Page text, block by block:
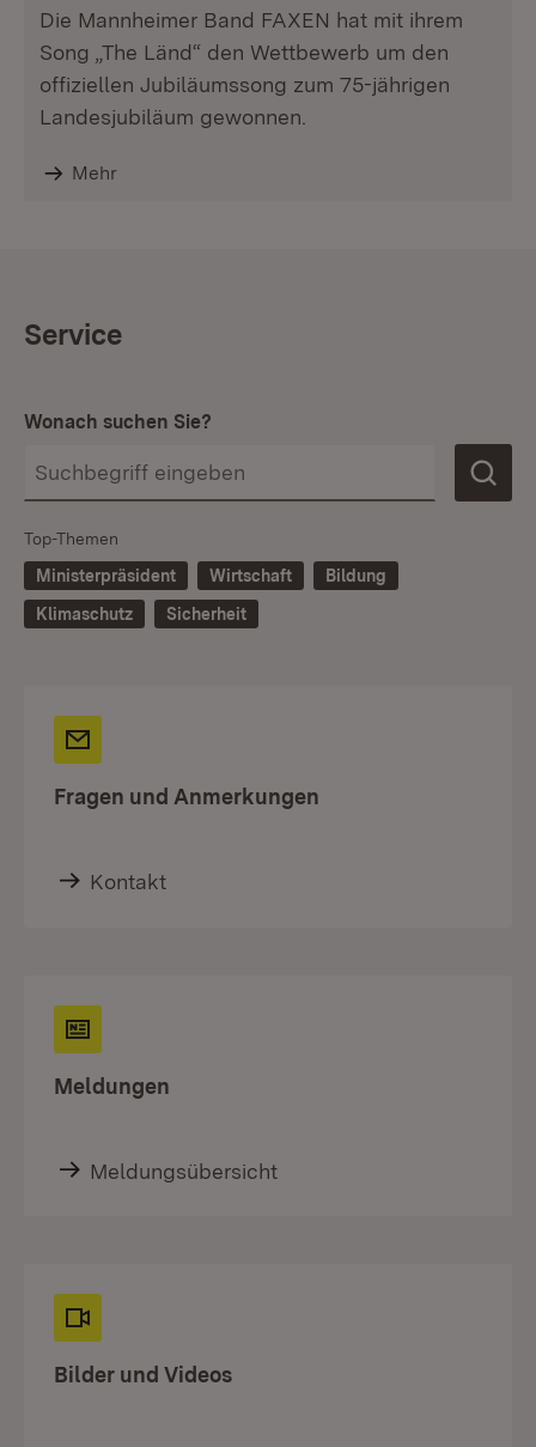
Die Mannheimer Band FAXEN hat mit ihrem
Song „The Länd“ den Wettbewerb um den
offiziellen Jubiläumssong zum 75-jährigen
Landesjubiläum gewonnen.
Mehr
Service
Wonach suchen Sie?
Top-Themen
Ministerpräsident
Wirtschaft
Bildung
Klimaschutz
Sicherheit
Fragen und Anmerkungen
Kontakt
Meldungen
Meldungsübersicht
Bilder und Videos